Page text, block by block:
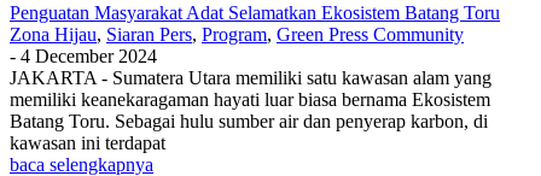
Penguatan Masyarakat Adat Selamatkan Ekosistem Batang Toru
Zona Hijau, Siaran Pers, Program, Green Press Community
- 4 December 2024
JAKARTA - Sumatera Utara memiliki satu kawasan alam yang
memiliki keanekaragaman hayati luar biasa bernama Ekosistem
Batang Toru. Sebagai hulu sumber air dan penyerap karbon, di
kawasan ini terdapat
baca selengkapnya